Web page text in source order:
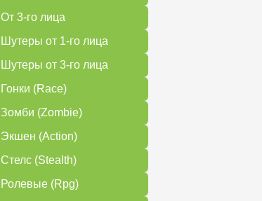
От 3-го лица
Шутеры от 1-го лица
Шутеры от 3-го лица
Гонки (Race)
Зомби (Zombie)
Экшен (Action)
Стелс (Stealth)
Ролевые (Rpg)